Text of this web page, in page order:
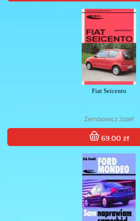
Fiat Seicento
Zembowicz Józef
69.00 zł